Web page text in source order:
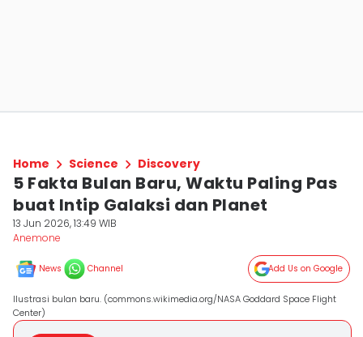
Home Science Discovery
5 Fakta Bulan Baru, Waktu Paling Pas
buat Intip Galaksi dan Planet
13 Jun 2026, 13:49 WIB
Anemone
News Channel Add Us on Google
Ilustrasi bulan baru. (commons.wikimedia.org/NASA Goddard Space Flight
Center)